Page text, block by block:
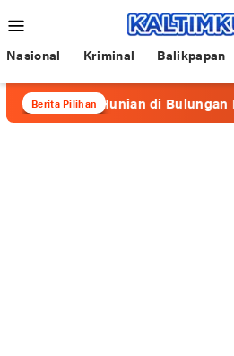
ke
kontenMobile
Nasional Kriminal Balikpapan
Berita Pilihan
Hunian di Bulungan Dijadikan